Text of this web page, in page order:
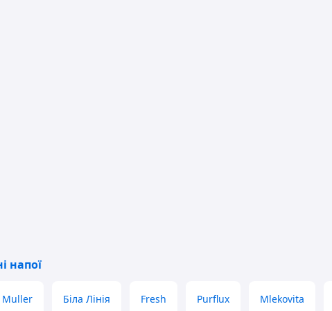
напої
Muller Біла Лінія Fresh Purflux Mlekovita